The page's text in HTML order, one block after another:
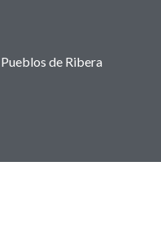
de Ribera